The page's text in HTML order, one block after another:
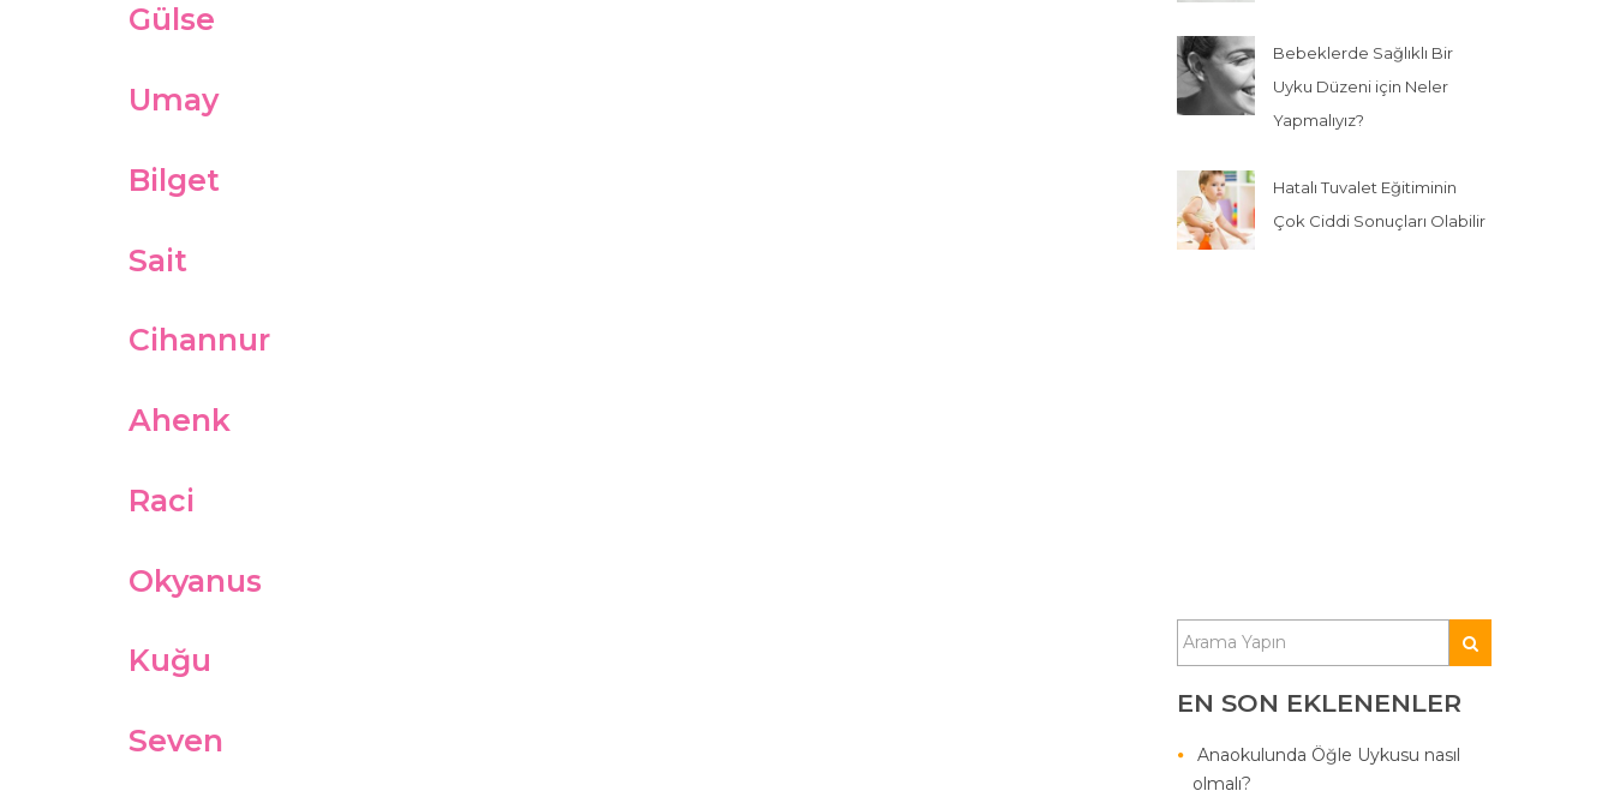
Gülse
Umay
Bilget
Sait
Cihannur
Ahenk
Raci
Okyanus
Kuğu
Seven
Bebeklerde Sağlıklı Bir
Uyku Düzeni için Neler
Yapmalıyız?
Hatalı Tuvalet Eğitiminin
Çok Ciddi Sonuçları Olabilir
EN SON EKLENENLER
Anaokulunda Öğle Uykusu nasıl
olmalı?